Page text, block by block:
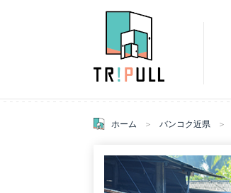
ホーム バンコク近県